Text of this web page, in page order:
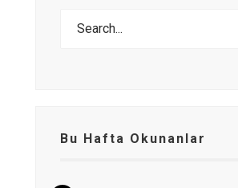
Bu Hafta Okunanlar